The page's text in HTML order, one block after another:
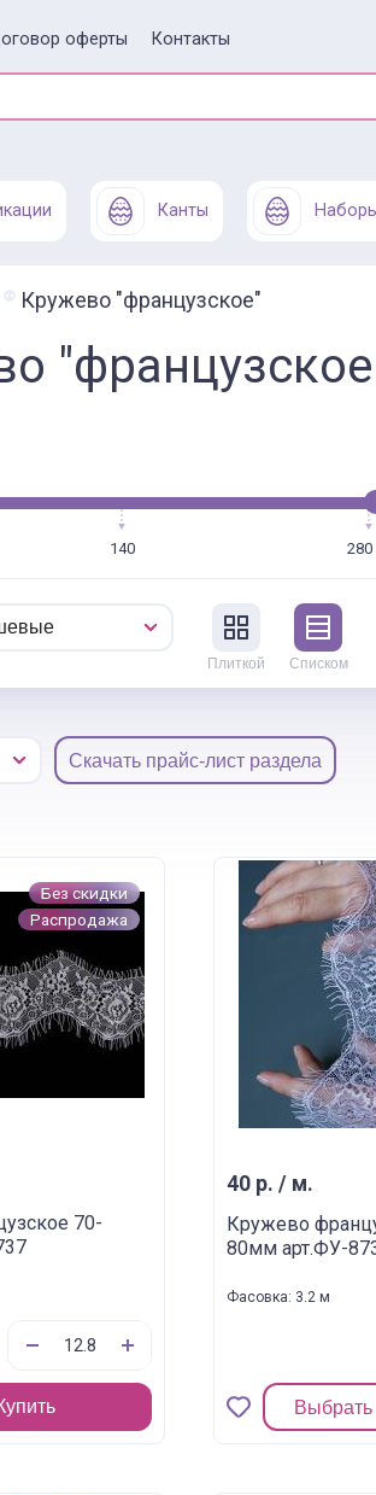
оферты Контакты
Канты
Кружево "французское"
140 280
Плиткой Списком
Скачать прайс-лист раздела
Без скидки
Распродажа
70-
40 р. / м.
Кружево
80мм арт.ФУ-
Фасовка: 3.2 м
Выбрать